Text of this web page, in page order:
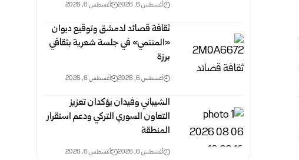
أغسطس 6, 2026 أغسطس 6, 2026
ثقافة قصائد لدمشق وتوقيع ديوان
«المنتمي» في جلسة شعرية بثقافي
برزة
أغسطس 6, 2026 أغسطس 6, 2026
الشيباني وفيدان يؤكدان تعزيز
التعاون السوري التركي ودعم استقرار
المنطقة
أغسطس 6, 2026 أغسطس 6, 2026